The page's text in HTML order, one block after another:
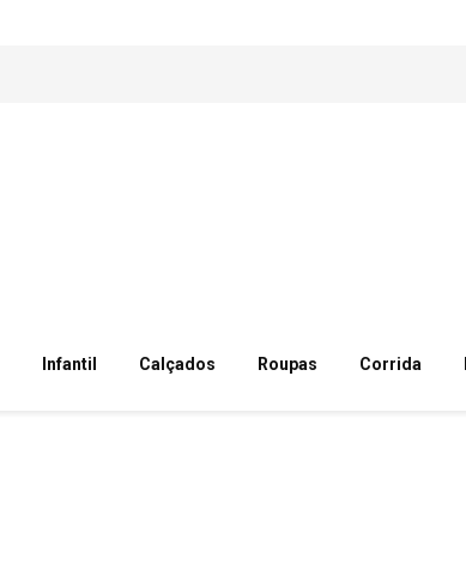
Infantil Calçados Roupas Corrida